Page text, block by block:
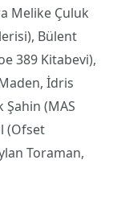
Melike Çuluk
Bülent
389 Kitabevi),
İdris
Şahin (MAS
(Ofset
Toraman,